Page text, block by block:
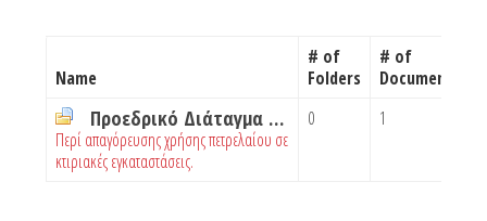
Name
# of
Folders
# of
Documents
Προεδρικό Διάταγμα 922_77
Περί απαγόρευσης χρήσης πετρελαίου σε
κτιριακές εγκαταστάσεις.
0 1